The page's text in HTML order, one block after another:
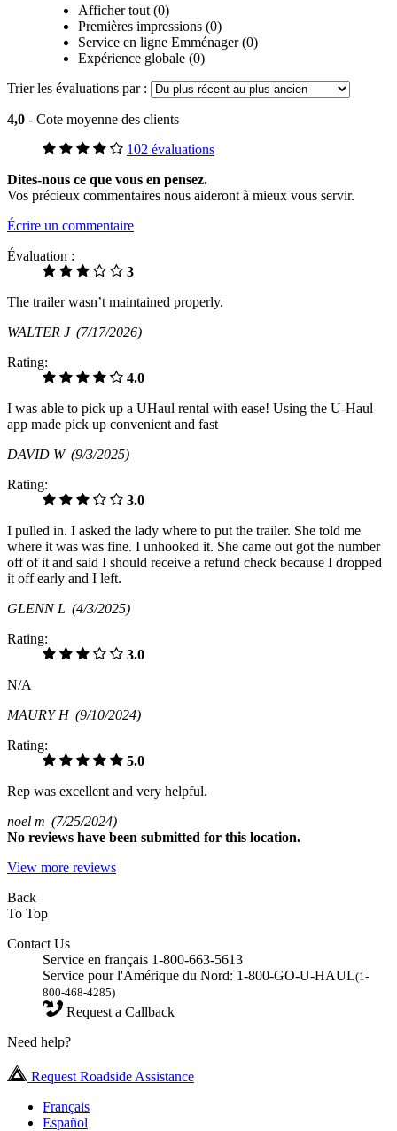
Afficher tout (0)
Premières impressions (0)
Service en ligne Emménager (0)
Expérience globale (0)
Trier les évaluations par :
4,0 - Cote moyenne des clients
102 évaluations
Dites-nous ce que vous en pensez.
Vos précieux commentaires nous aideront à mieux vous servir.
Écrire un commentaire
Évaluation :
3
The trailer wasn’t maintained properly.
WALTER J (7/17/2026)
Rating:
4.0
I was able to pick up a UHaul rental with ease! Using the U-Haul
app made pick up convenient and fast
DAVID W (9/3/2025)
Rating:
3.0
I pulled in. I asked the lady where to put the trailer. She told me
where it was was fine. I unhooked it. She came out got the number
off of it and said I should receive a refund check because I dropped
it off early and I left.
GLENN L (4/3/2025)
Rating:
3.0
N/A
MAURY H (9/10/2024)
Rating:
5.0
Rep was excellent and very helpful.
noel m (7/25/2024)
No reviews have been submitted for this location.
View more reviews
Back
To Top
Contact Us
Service en français 1-800-663-5613
Service pour l'Amérique du Nord: 1-800-GO-U-HAUL(1-
800-468-4285)
Request a Callback
Need help?
Request Roadside Assistance
Français
Español